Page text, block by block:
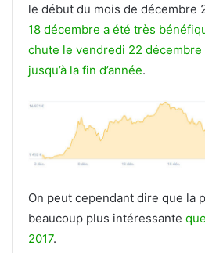
le début du mois de décembre
18 décembre a été très
chute le vendredi 22 décembre
jusqu’à la fin d’année.
On peut cependant dire que la
beaucoup plus intéressante
2017.